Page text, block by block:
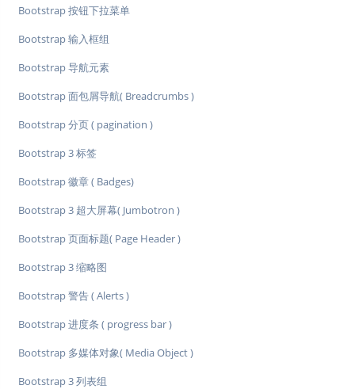
Bootstrap 按钮下拉菜单
Bootstrap 输入框组
Bootstrap 导航元素
Bootstrap 面包屑导航( Breadcrumbs )
Bootstrap 分页 ( pagination )
Bootstrap 3 标签
Bootstrap 徽章 ( Badges)
Bootstrap 3 超大屏幕( Jumbotron )
Bootstrap 页面标题( Page Header )
Bootstrap 3 缩略图
Bootstrap 警告 ( Alerts )
Bootstrap 进度条 ( progress bar )
Bootstrap 多媒体对象( Media Object )
Bootstrap 3 列表组